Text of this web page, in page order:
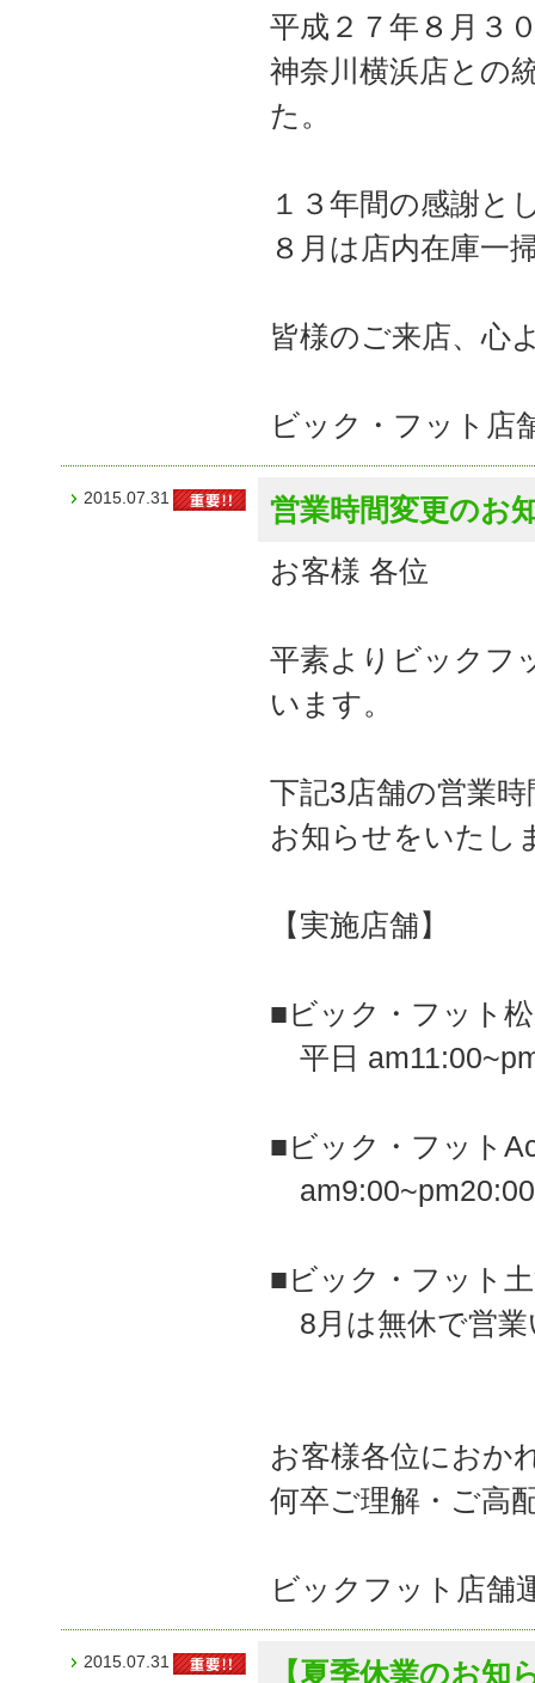
平成２７年８月３
神奈川横浜店との
た。
１３年間の感謝と
８月は店内在庫一
皆様のご来店、心
ビック・フット店
2015.07.31
営業時間変更のお
お客様 各位
平素よりビックフ
います。
下記3店舗の営業
お知らせをいたし
【実施店舗】
■ビック・フット
平日
■ビック・フット
■ビック・フット
8月は無休で営業
お客様各位におか
何卒ご理解・ご高
ビックフット店舗
2015.07.31 【夏季休業のお